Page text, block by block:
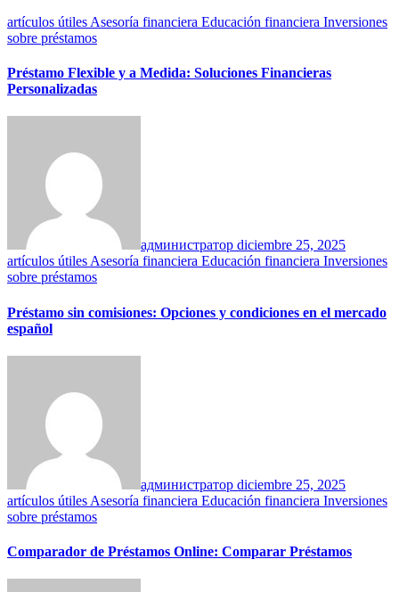
artículos útiles Asesoría financiera Educación financiera Inversiones
sobre préstamos
Préstamo Flexible y a Medida: Soluciones Financieras
Personalizadas
администратор diciembre 25, 2025
artículos útiles Asesoría financiera Educación financiera Inversiones
sobre préstamos
Préstamo sin comisiones: Opciones y condiciones en el mercado
español
администратор diciembre 25, 2025
artículos útiles Asesoría financiera Educación financiera Inversiones
sobre préstamos
Comparador de Préstamos Online: Comparar Préstamos